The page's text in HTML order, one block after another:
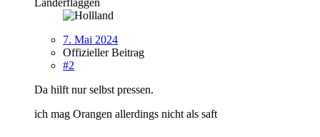
7. Mai 2024
Offizieller Beitrag
#2
Da hilft nur selbst pressen.
ich mag Orangen allerdings nicht als saft